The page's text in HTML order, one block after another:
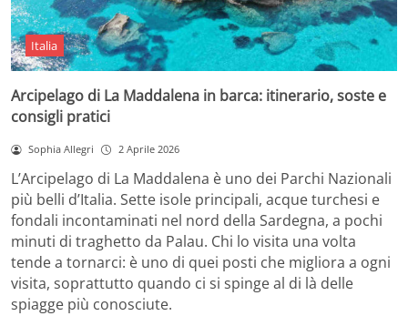
Italia
Arcipelago di La Maddalena in barca: itinerario, soste e
consigli pratici
Sophia Allegri 2 Aprile 2026
L’Arcipelago di La Maddalena è uno dei Parchi Nazionali
più belli d’Italia. Sette isole principali, acque turchesi e
fondali incontaminati nel nord della Sardegna, a pochi
minuti di traghetto da Palau. Chi lo visita una volta
tende a tornarci: è uno di quei posti che migliora a ogni
visita, soprattutto quando ci si spinge al di là delle
spiagge più conosciute.